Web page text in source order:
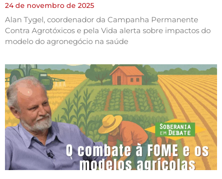
24 de novembro de 2025
Alan Tygel, coordenador da Campanha Permanente
Contra Agrotóxicos e pela Vida alerta sobre impactos do
modelo do agronegócio na saúde